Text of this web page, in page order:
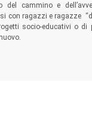
cammino e
con ragazzi e ragazze
socio-educativi o di